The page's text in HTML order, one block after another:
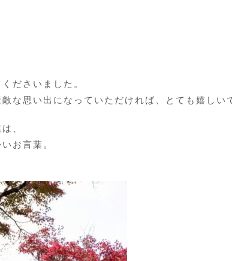
ださいました。
な思い出になっていただければ、とても嬉しい
、
お言葉。